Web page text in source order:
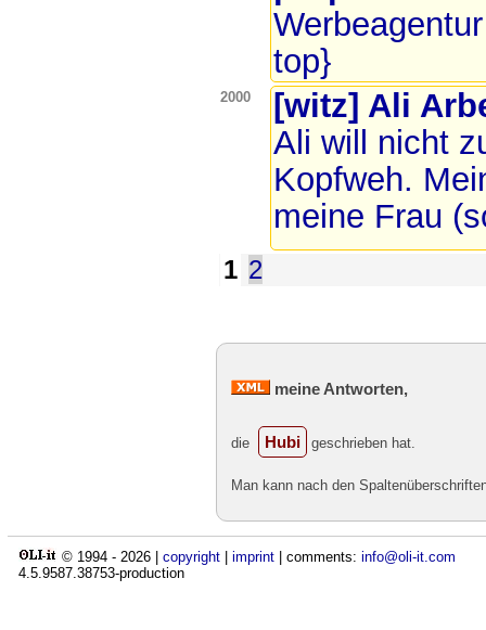
top}
2000
[witz] Ali
Ali will nicht
Kopfweh.
meine Frau
1 2
meine Antworten,
die Hubi geschrieben hat.
Man kann nach den
© 1994 - 2026 copyright imprint | comments: info@oli-it.com
4.5.9587.38753-production